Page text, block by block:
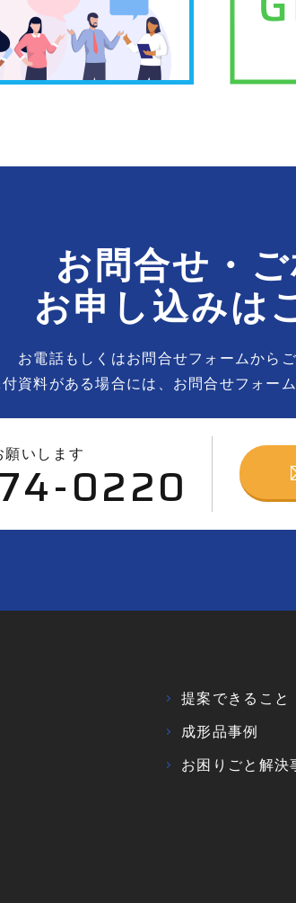
お問合せ・
お申し込みは
お電話もしくはお問合せフォームから
資料がある場合には、お問合せフォー
願いします
0220
提案できること
成形品事例
お困りごと解決